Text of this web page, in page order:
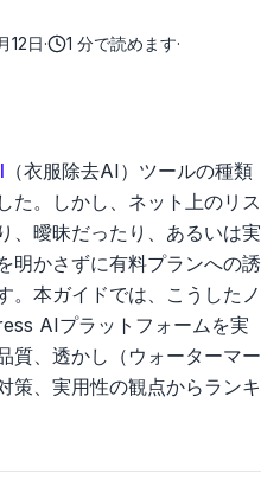
12日· 1 分で読めます·
（衣服除去AI）ツールの種類
た。しかし、ネット上のリス
、曖昧だったり、あるいは実
明かさずに有料プランへの誘
。本ガイドでは、こうしたノ
AIプラットフォームを実
質、透かし（ウォーターマー
策、実用性の観点からランキ